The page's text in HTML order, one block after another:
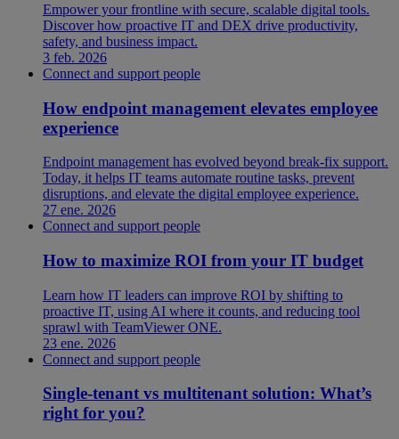
Empower your frontline with secure, scalable digital tools.
Discover how proactive IT and DEX drive productivity,
safety, and business impact.
3 feb. 2026
Connect and support people
How endpoint management elevates employee
experience
Endpoint management has evolved beyond break-fix support.
Today, it helps IT teams automate routine tasks, prevent
disruptions, and elevate the digital employee experience.
27 ene. 2026
Connect and support people
How to maximize ROI from your IT budget
Learn how IT leaders can improve ROI by shifting to
proactive IT, using AI where it counts, and reducing tool
sprawl with TeamViewer ONE.
23 ene. 2026
Connect and support people
Single-tenant vs multitenant solution: What’s
right for you?